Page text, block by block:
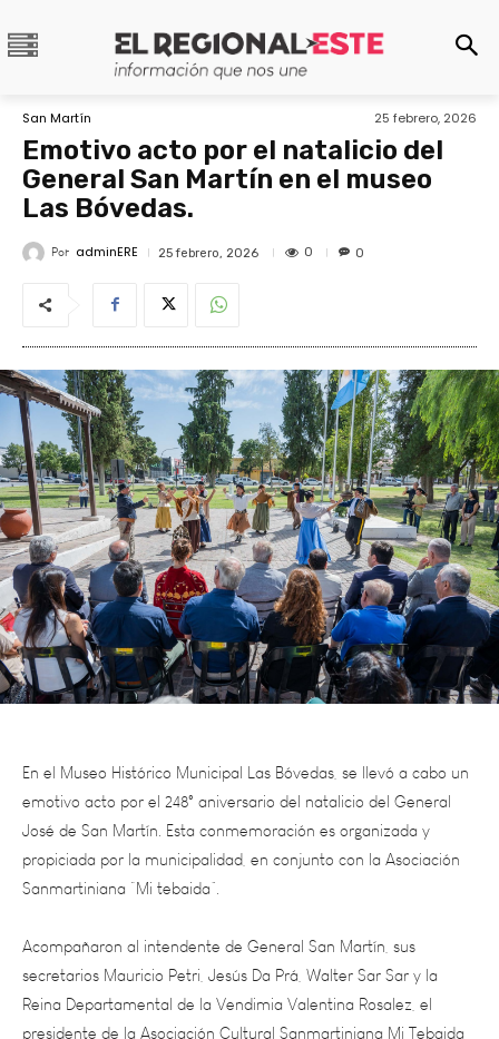
San Martín 25 febrero, 2026
Emotivo acto por el natalicio del
General San Martín en el museo
Las Bóvedas.
Por adminERE 25 febrero, 2026 0 0
En el Museo Histórico Municipal Las Bóvedas, se llevó a cabo un
emotivo acto por el 248° aniversario del natalicio del General
José de San Martín. Esta conmemoración es organizada y
propiciada por la municipalidad, en conjunto con la Asociación
Sanmartiniana “Mi tebaida”.
Acompañaron al intendente de General San Martín, sus
secretarios Mauricio Petri, Jesús Da Prá, Walter Sar Sar y la
Reina Departamental de la Vendimia Valentina Rosalez, el
presidente de la Asociación Cultural Sanmartiniana Mi Tebaida